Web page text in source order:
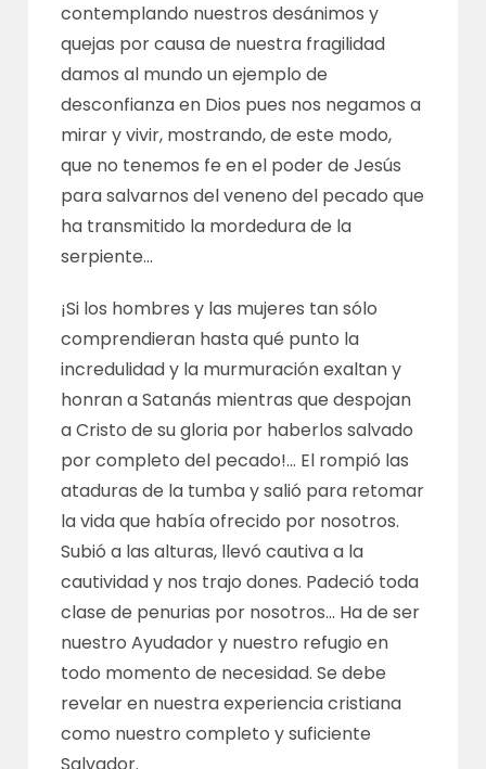
contemplando nuestros desánimos y
quejas por causa de nuestra fragilidad
damos al mundo un ejemplo de
desconfianza en Dios pues nos negamos a
mirar y vivir, mostrando, de este modo,
que no tenemos fe en el poder de Jesús
para salvarnos del veneno del pecado que
ha transmitido la mordedura de la
serpiente…
¡Si los hombres y las mujeres tan sólo
comprendieran hasta qué punto la
incredulidad y la murmuración exaltan y
honran a Satanás mientras que despojan
a Cristo de su gloria por haberlos salvado
por completo del pecado!… El rompió las
ataduras de la tumba y salió para retomar
la vida que había ofrecido por nosotros.
Subió a las alturas, llevó cautiva a la
cautividad y nos trajo dones. Padeció toda
clase de penurias por nosotros… Ha de ser
nuestro Ayudador y nuestro refugio en
todo momento de necesidad. Se debe
revelar en nuestra experiencia cristiana
como nuestro completo y suficiente